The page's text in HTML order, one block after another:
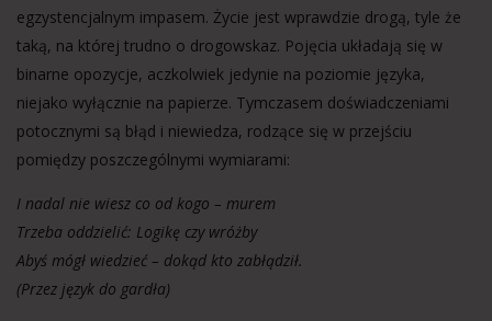
egzystencjalnym impasem. Życie jest wprawdzie drogą, tyle że
taką, na której trudno o drogowskaz. Pojęcia układają się w
binarne opozycje, aczkolwiek jedynie na poziomie języka,
niejako wyłącznie na papierze. Tymczasem doświadczeniami
potocznymi są błąd i niewiedza, rodzące się w przejściu
pomiędzy poszczególnymi wymiarami:
I nadal nie wiesz co od kogo – murem
Trzeba oddzielić: Logikę czy wróżby
Abyś mógł wiedzieć – dokąd kto zabłądził.
(Przez język do gardła)